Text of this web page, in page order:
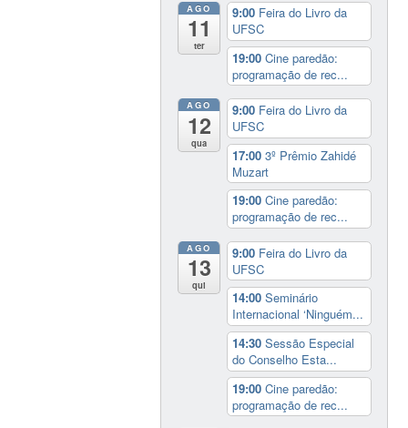
AGO
11
ter
9:00 Feira do Livro da
UFSC
19:00Cine paredão:
programação de rec...
AGO
12
qua
9:00 Feira do Livro da
UFSC
17:003º Prêmio Zahidé
Muzart
19:00Cine paredão:
programação de rec...
AGO
13
qui
9:00 Feira do Livro da
UFSC
14:00Seminário
Internacional ‘Ninguém...
14:30Sessão Especial
do Conselho Esta...
19:00Cine paredão:
programação de rec...